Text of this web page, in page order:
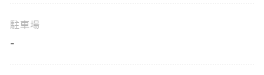
駐車場
-